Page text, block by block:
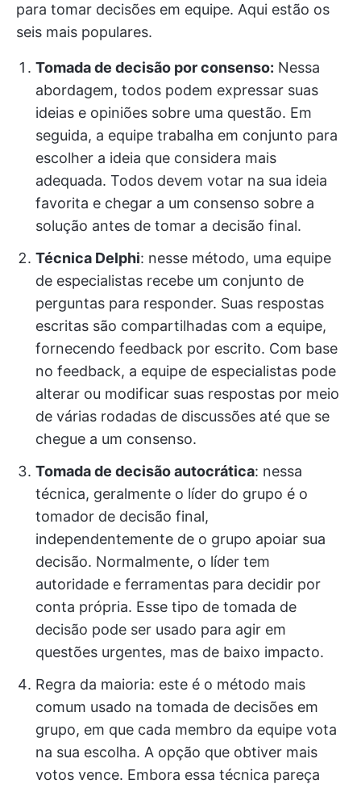
para tomar decisões em equipe. Aqui estão os
seis mais populares.
Tomada de decisão por consenso: Nessa
abordagem, todos podem expressar suas
ideias e opiniões sobre uma questão. Em
seguida, a equipe trabalha em conjunto para
escolher a ideia que considera mais
adequada. Todos devem votar na sua ideia
favorita e chegar a um consenso sobre a
solução antes de tomar a decisão final.
Técnica Delphi: nesse método, uma equipe
de especialistas recebe um conjunto de
perguntas para responder. Suas respostas
escritas são compartilhadas com a equipe,
fornecendo feedback por escrito. Com base
no feedback, a equipe de especialistas pode
alterar ou modificar suas respostas por meio
de várias rodadas de discussões até que se
chegue a um consenso.
Tomada de decisão autocrática: nessa
técnica, geralmente o líder do grupo é o
tomador de decisão final,
independentemente de o grupo apoiar sua
decisão. Normalmente, o líder tem
autoridade e ferramentas para decidir por
conta própria. Esse tipo de tomada de
decisão pode ser usado para agir em
questões urgentes, mas de baixo impacto.
Regra da maioria: este é o método mais
comum usado na tomada de decisões em
grupo, em que cada membro da equipe vota
na sua escolha. A opção que obtiver mais
votos vence. Embora essa técnica pareça